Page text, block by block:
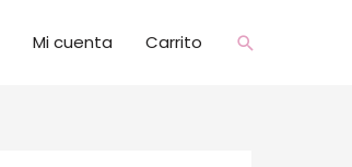
Mi cuenta Carrito Buscar